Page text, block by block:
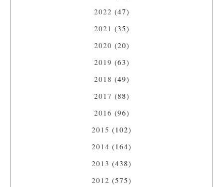
2022 (47)
2021 (35)
2020 (20)
2019 (63)
2018 (49)
2017 (88)
2016 (96)
2015 (102)
2014 (164)
2013 (438)
2012 (575)